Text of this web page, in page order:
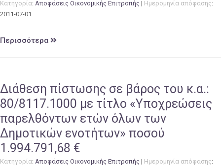
Κατηγορία: Αποφάσεις Οικονομικής Επιτροπής | Ημερομηνία απόφασης:
2011-07-01
Περισσότερα
Διάθεση πίστωσης σε βάρος του κ.α.:
80/8117.1000 με τίτλο «Υποχρεώσεις
παρελθόντων ετών όλων των
Δημοτικών ενοτήτων» ποσού
1.994.791,68 €
Κατηγορία: Αποφάσεις Οικονομικής Επιτροπής | Ημερομηνία απόφασης: